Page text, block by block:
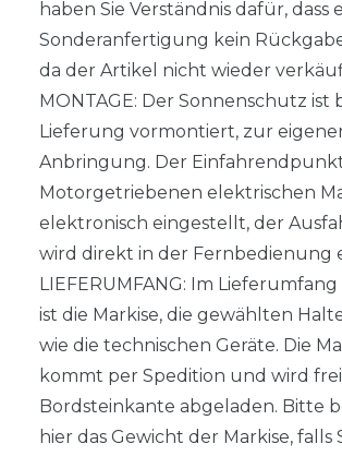
haben Sie Verständnis dafür, dass
Sonderanfertigung kein
da der Artikel nicht wieder
MONTAGE: Der Sonnenschutz ist
Lieferung vormontiert, zur
Anbringung. Der
Motorgetriebenen elektrischen
elektronisch eingestellt, der
wird direkt in der Fernbedienung
LIEFERUMFANG: Im
ist die Markise, die gewählten
wie die technischen Geräte. Die
kommt per Spedition und wird frei
Bordsteinkante abgeladen. Bitte
hier das Gewicht der Markise, falls